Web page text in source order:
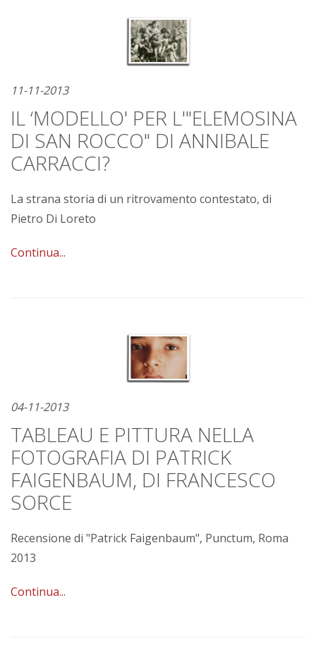
11-11-2013
IL ‘MODELLO' PER L'"ELEMOSINA
DI SAN ROCCO" DI ANNIBALE
CARRACCI?
La strana storia di un ritrovamento contestato, di
Pietro Di Loreto
Continua...
04-11-2013
TABLEAU E PITTURA NELLA
FOTOGRAFIA DI PATRICK
FAIGENBAUM, DI FRANCESCO
SORCE
Recensione di "Patrick Faigenbaum", Punctum, Roma
2013
Continua...